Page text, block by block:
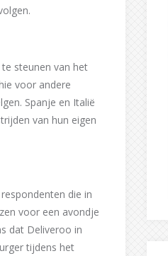
steunen van het
voor andere
Spanje en Italië
van hun eigen
die in
voor een avondje
dat Deliveroo in
tijdens het